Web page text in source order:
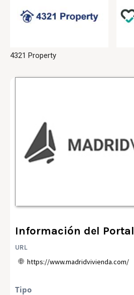
4321 Property
Información del Portal
URL
https://www.madridvivienda.com/
Tipo